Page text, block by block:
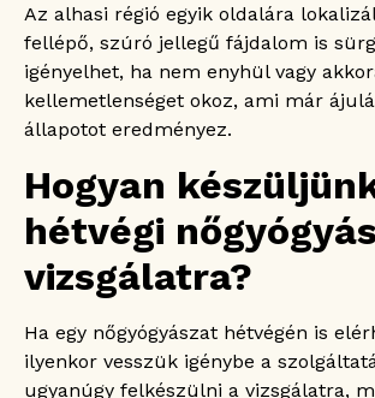
Az alhasi régió egyik oldalára
fellépő, szúró jellegű fájdalom is
igényelhet, ha nem enyhül vagy
kellemetlenséget okoz, ami már
állapotot eredményez.
Hogyan
hétvégi
vizsgálatra?
Ha egy nőgyógyászat hétvégén is
ilyenkor vesszük igénybe a
ugyanúgy felkészülni a vizsgálatra,